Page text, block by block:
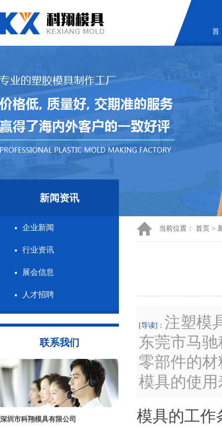
首
新闻资讯
企业新闻
行业资讯
展会信息
人才招聘
联系我们
深圳市科翔模具有限公司
当前位置： 首页 >
[导读]： 注塑模
东莞市马
零部件的
模具的使
模具的工作